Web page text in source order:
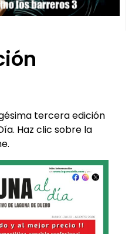
tercera edición
Haz clic sobre la